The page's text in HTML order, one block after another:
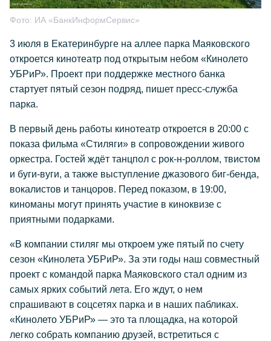
Фото: ИА «БанкИнформСервис»
3 июля в Екатеринбурге на аллее парка Маяковского
откроется кинотеатр под открытым небом «Кинолето
УБРиР». Проект при поддержке местного банка
стартует пятый сезон подряд, пишет пресс-служба
парка.
В первый день работы кинотеатр откроется в 20:00 с
показа фильма «Стиляги» в сопровождении живого
оркестра. Гостей ждёт танцпол с рок-н-роллом, твистом
и буги-вуги, а также выступление джазового биг-бенда,
вокалистов и танцоров. Перед показом, в 19:00,
киноманы могут принять участие в киноквизе с
приятными подарками.
«В компании стиляг мы откроем уже пятый по счету
сезон «Кинолета УБРиР». За эти годы наш совместный
проект с командой парка Маяковского стал одним из
самых ярких событий лета. Его ждут, о нем
спрашивают в соцсетях парка и в наших пабликах.
«Кинолето УБРиР» — это та площадка, на которой
легко собрать компанию друзей, встретиться с